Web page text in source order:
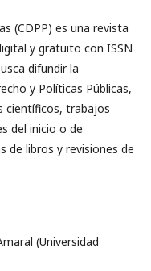
(CDPP) es una revista
y gratuito con ISSN
difundir la
y Políticas Públicas,
científicos, trabajos
del inicio o de
de libros y revisiones de
(Universidad